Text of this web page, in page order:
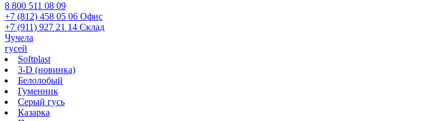
8 800 511 08 09
+7 (812) 458 05 06 Офис
+7 (911) 927 21 14 Склад
Чучела
гусей
Softplast
3-D (новинка)
Белолобый
Гуменник
Серый гусь
Казарка